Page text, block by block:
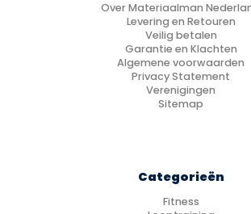
Over Materiaalman
Levering en Retouren
Veilig betalen
Garantie en Klachten
Algemene voorwaarden
Privacy Statement
Verenigingen
Sitemap
Categorieën
Fitness